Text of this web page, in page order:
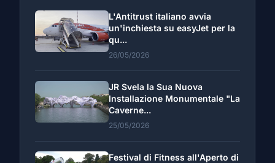
L'Antitrust italiano avvia
un'inchiesta su easyJet per la
qu...
26/05/2026
JR Svela la Sua Nuova
Installazione Monumentale "La
Caverne...
25/05/2026
Festival di Fitness all'Aperto di